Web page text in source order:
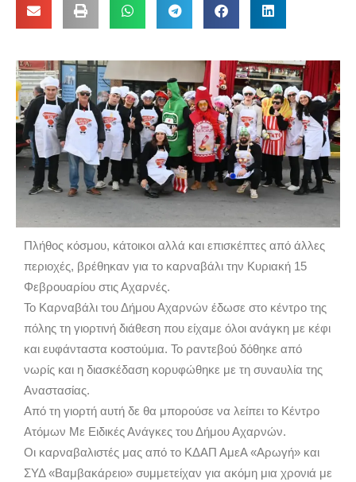
Πλήθος κόσμου, κάτοικοι αλλά και επισκέπτες από άλλες
περιοχές, βρέθηκαν για το καρναβάλι την Κυριακή 15
Φεβρουαρίου στις Αχαρνές.
Το Καρναβάλι του Δήμου Αχαρνών έδωσε στο κέντρο της
πόλης τη γιορτινή διάθεση που είχαμε όλοι ανάγκη με κέφι
και ευφάνταστα κοστούμια. Το ραντεβού δόθηκε από
νωρίς και η διασκέδαση κορυφώθηκε με τη συναυλία της
Αναστασίας.
Από τη γιορτή αυτή δε θα μπορούσε να λείπει το Κέντρο
Ατόμων Με Ειδικές Ανάγκες του Δήμου Αχαρνών.
Οι καρναβαλιστές μας από το ΚΔΑΠ ΑμεΑ «Αρωγή» και
ΣΥΔ «Βαμβακάρειο» συμμετείχαν για ακόμη μια χρονιά με